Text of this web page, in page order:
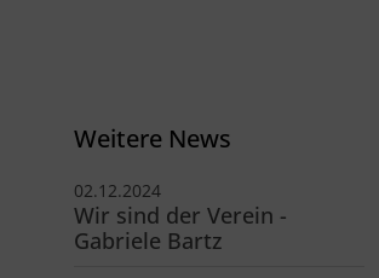
Weitere News
02.12.2024
Wir sind der Verein -
Gabriele Bartz
040 - 40 11 326-0
info@tsv-reinbek.de